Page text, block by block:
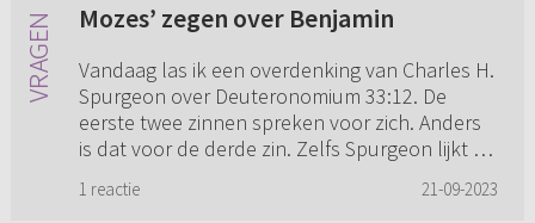
Mozes’ zegen over Benjamin
Vandaag las ik een overdenking van Charles H.
Spurgeon over Deuteronomium 33:12. De
eerste twee zinnen spreken voor zich. Anders
is dat voor de derde zin. Zelfs Spurgeon lijkt er
1 reactie 21-09-2023